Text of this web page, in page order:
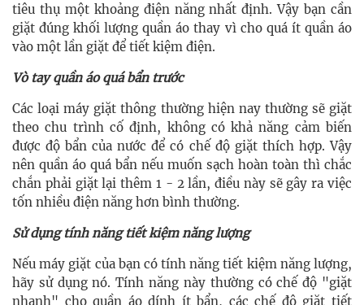
tiêu thụ một khoảng điện năng nhất định. Vậy bạn cần
giặt đúng khối lượng quần áo thay vì cho quá ít quần áo
vào một lần giặt để tiết kiệm điện.
Vò tay quần áo quá bẩn trước
Các loại máy giặt thông thường hiện nay thường sẽ giặt
theo chu trình cố định, không có khả năng cảm biến
được độ bẩn của nước để có chế độ giặt thích hợp. Vậy
nên quần áo quá bẩn nếu muốn sạch hoàn toàn thì chắc
chắn phải giặt lại thêm 1 - 2 lần, điều này sẽ gây ra việc
tốn nhiều điện năng hơn bình thường.
Sử dụng tính năng tiết kiệm năng lượng
Nếu máy giặt của bạn có tính năng tiết kiệm năng lượng,
hãy sử dụng nó. Tính năng này thường có chế độ "giặt
nhanh" cho quần áo dính ít bẩn, các chế độ giặt tiết